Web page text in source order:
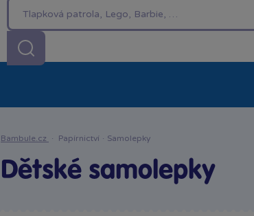
Bambule.cz · Papírnictví · Samolepky
Dětské samolepky